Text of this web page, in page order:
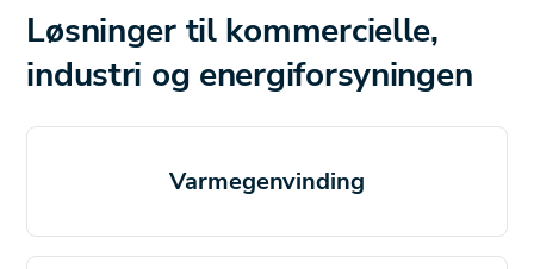
Løsninger til kommercielle,
industri og energiforsyningen
Varmegenvinding